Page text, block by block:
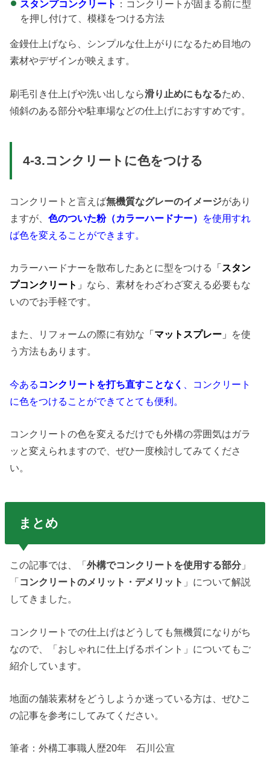
スタンプコンクリート ：コンクリートが固まる前に型
を押し付けて、模様をつける方法
金鏝仕上げなら、シンプルな仕上がりになるため目地の
素材やデザインが映えます。
刷毛引き仕上げや洗い出しなら滑り止めにもなるため、
傾斜のある部分や駐車場などの仕上げにおすすめです。
4-3.コンクリートに色をつける
コンクリートと言えば無機質なグレーのイメージがあり
ますが、色のついた粉（カラーハードナー） を使用すれ
ば色を変えることができます。
カラーハードナーを散布したあとに型をつける 「スタン
プコンクリート 」 なら、素材をわざわざ変える必要もな
いのでお手軽です。
また、リフォームの際に有効な 「 マットスプレー 」 を使
う方法もあります。
今ある コンクリートを打ち直すことなく
、コンクリート
に色をつけることができてとても便利。
コンクリートの色を変えるだけでも外構の雰囲気はガラ
ッと変えられますので、ぜひ一度検討してみてくださ
い。
まとめ
この記事では、「外構でコンクリートを使用する部分」
「コンクリートのメリット・デメリット 」について解説
してきました。
コンクリートでの仕上げはどうしても無機質になりがち
なので、「おしゃれに仕上げるポイント」についてもご
紹介しています。
地面の舗装素材をどうしようか迷っている方は、ぜひこ
の記事を参考にしてみてください。
筆者：外構工事職人歴20年 石川公宣